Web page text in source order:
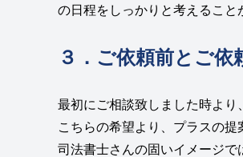
の日程をしっかりと考えること
３．ご依頼前とご
最初にご相談致しました時より
こちらの希望より、プラスの提
司法書士さんの固いイメージで